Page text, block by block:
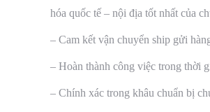
hóa quốc tế – nội địa tốt nhất của
– Cam kết vận chuyển ship gửi
– Hoàn thành công việc trong thời
– Chính xác trong khâu chuẩn bị